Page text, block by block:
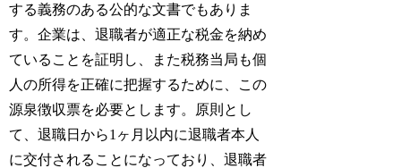
する義務のある公的な文書でもありま
す。企業は、退職者が適正な税金を納め
ていることを証明し、また税務当局も個
人の所得を正確に把握するために、この
源泉徴収票を必要とします。原則とし
て、退職日から1ヶ月以内に退職者本人
に交付されることになっており、退職者